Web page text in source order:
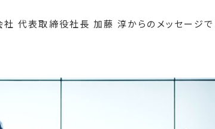
社 代表取締役社長 加藤 淳からのメッセージで